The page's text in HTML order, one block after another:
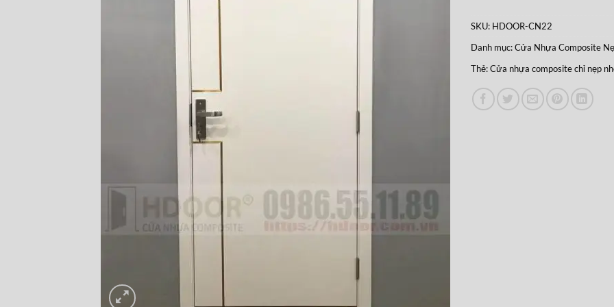
SKU: HDOOR-CN22
Danh mục:Cửa Nhựa Composite
Thẻ:Cửa nhựa composite chỉ nẹp